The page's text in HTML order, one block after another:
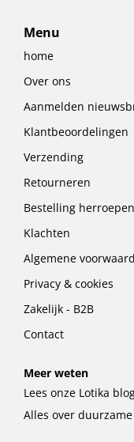
Menu
home
Over ons
Aanmelden
Klantbeoordelingen
Verzending
Retourneren
Bestelling herroepen
Klachten
Algemene
Privacy & cookies
Zakelijk - B2B
Contact
Meer weten
Lees onze Lotika
Alles over